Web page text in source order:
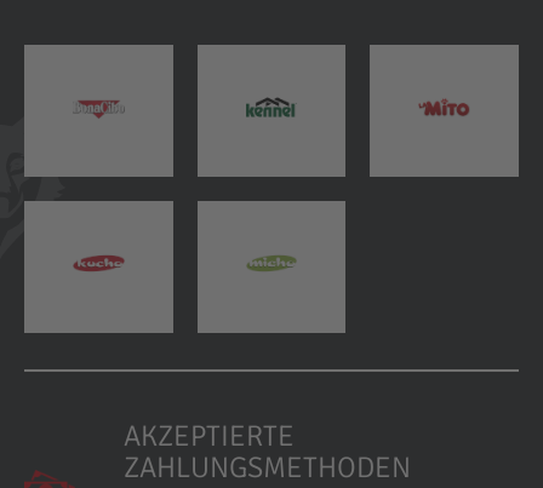
AKZEPTIERTE
ZAHLUNGSMETHODEN